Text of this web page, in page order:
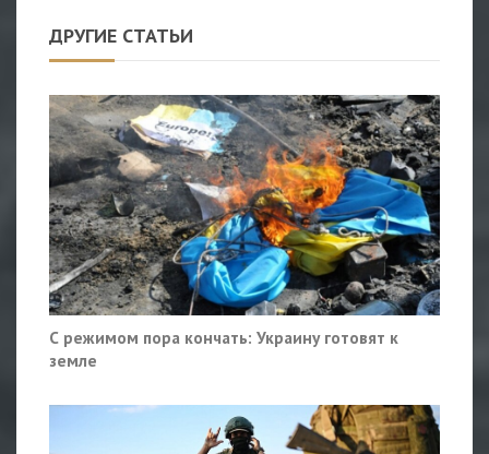
ДРУГИЕ СТАТЬИ
С режимом пора кончать: Украину готовят к
земле